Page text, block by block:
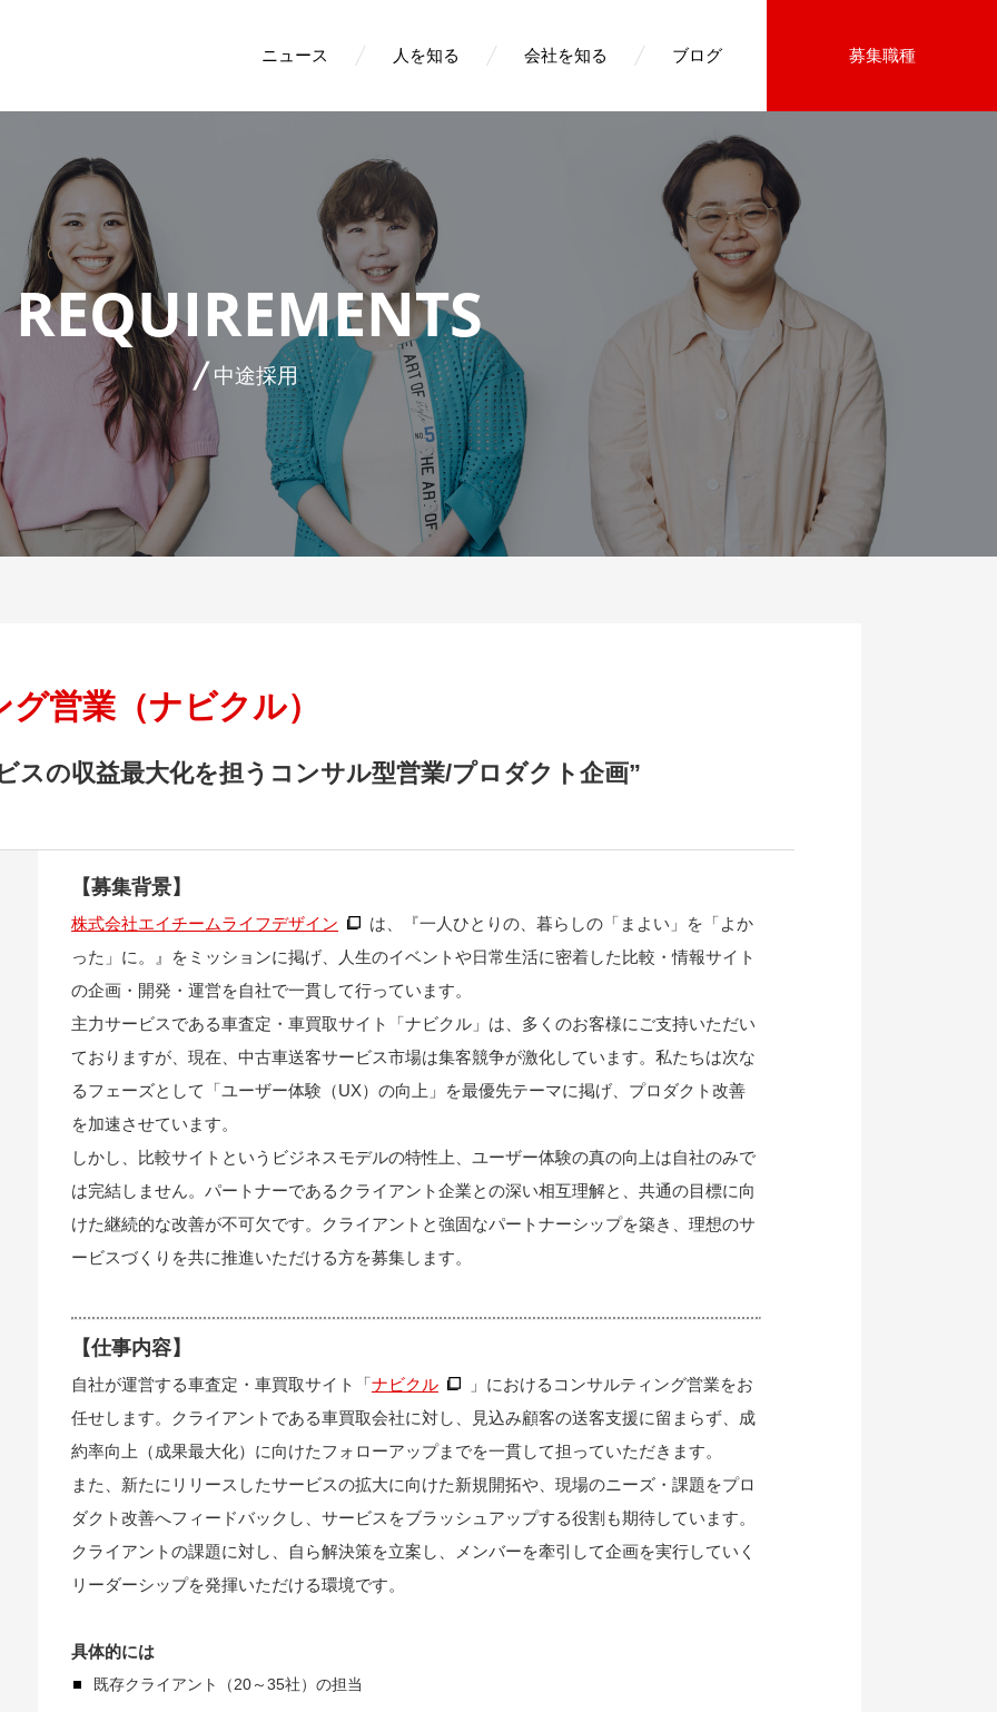
ニュース 人を知る 会社を知る ブログ 募集職種
REQUIREMENTS
中途採用
営業（ナビクル）
スの収益最大化を担うコンサル型営業/プロダクト企画”
【募集背景】
株式会社エイチームライフデザイン
は、『一人ひとりの、暮らしの「まよい」を「よか
った」に。』をミッションに掲げ、人生のイベントや日常生活に密着した比較・情報サイト
の企画・開発・運営を自社で一貫して行っています。
主力サービスである車査定・車買取サイト「ナビクル」は、多くのお客様にご支持いただい
ておりますが、現在、中古車送客サービス市場は集客競争が激化しています。私たちは次な
るフェーズとして「ユーザー体験（UX）の向上」を最優先テーマに掲げ、プロダクト改善
を加速させています。
しかし、比較サイトというビジネスモデルの特性上、ユーザー体験の真の向上は自社のみで
は完結しません。パートナーであるクライアント企業との深い相互理解と、共通の目標に向
けた継続的な改善が不可欠です。クライアントと強固なパートナーシップを築き、理想のサ
ービスづくりを共に推進いただける方を募集します。
【仕事内容】
自社が運営する車査定・車買取サイト「ナビクル
」におけるコンサルティング営業をお
任せします。クライアントである車買取会社に対し、見込み顧客の送客支援に留まらず、成
約率向上（成果最大化）に向けたフォローアップまでを一貫して担っていただきます。
また、新たにリリースしたサービスの拡大に向けた新規開拓や、現場のニーズ・課題をプロ
ダクト改善へフィードバックし、サービスをブラッシュアップする役割も期待しています。
クライアントの課題に対し、自ら解決策を立案し、メンバーを牽引して企画を実行していく
リーダーシップを発揮いただける環境です。
具体的には
既存クライアント（20～35社）の担当